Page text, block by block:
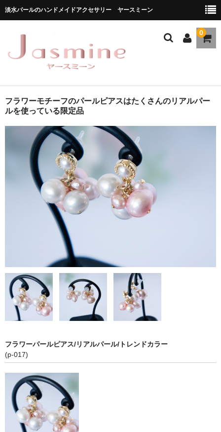
淡水パールのハンドメイドアクセサリー ヤースミーン
0
ホーム
★お勧め商品
ブランドストーリー
メディア掲載
フラワーモチーフのパールピアスはたくさんのリアルパー
ルを使っている限定品
フラワーパールピアス/リアルパール/トレンドカラー
(p-017)